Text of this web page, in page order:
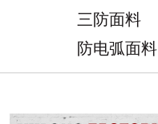
三防面料
防电弧面料